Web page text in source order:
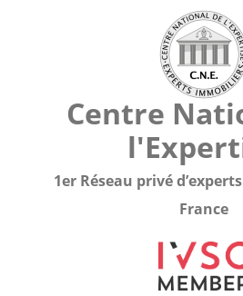
Centre
1er Réseau privé
France